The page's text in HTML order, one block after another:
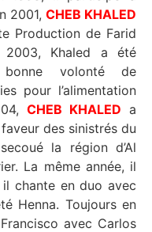
Douar d’Alan Stivell. En 2001, CHEB KHALED
Production de Farid
bonne volonté de
pour l’alimentation
En 2004, CHEB KHALED a
des sinistrés du
la région d’Al
La même année, il
Henna. Toujours en
avec Carlos